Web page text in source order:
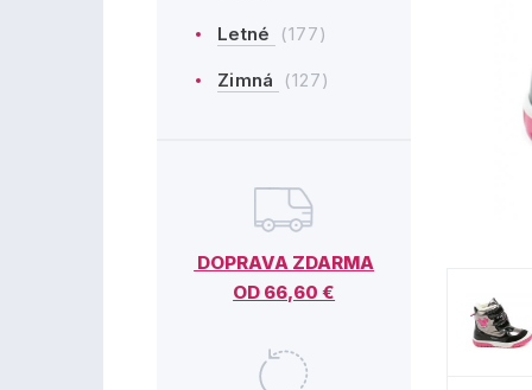
Letné (177)
Zimná (127)
DOPRAVA ZDARMA
OD 66,60 €